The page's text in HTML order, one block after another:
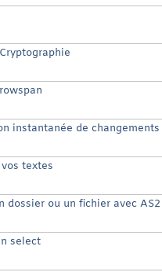
instantanée de changements
textes
dossier ou un fichier avec AS2
select